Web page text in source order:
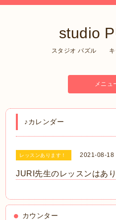
studio
スタジオ パズル キ
メニュ
♪カレンダー
レッスンあります！ 2021-08-18
JURI先生のレッスンはあり
カウンター